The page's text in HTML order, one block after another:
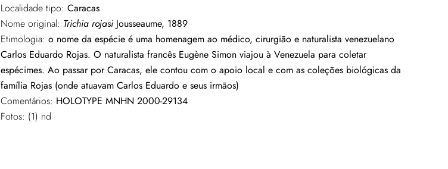
Localidade tipo: Caracas
Nome original: Trichia rojasiJousseaume, 1889
Etimologia: o nome da espécie é uma homenagem ao médico, cirurgião e naturalista venezuelano
Carlos Eduardo Rojas. O naturalista francês Eugène Simon viajou à Venezuela para coletar
espécimes. Ao passar por Caracas, ele contou com o apoio local e com as coleções biológicas da
família Rojas (onde atuavam Carlos Eduardo e seus irmãos)
Comentários: HOLOTYPE MNHN 2000-29134
Fotos: (1) nd